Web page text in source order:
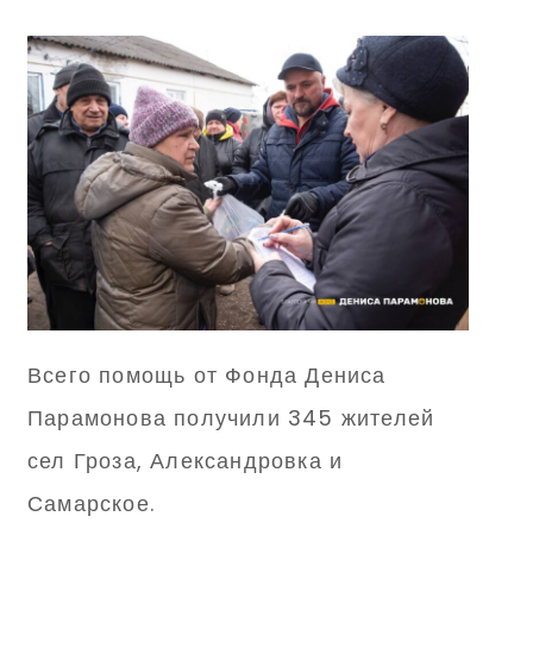
Всего помощь от Фонда Дениса
Парамонова получили 345 жителей
сел Гроза, Александровка и
Самарское.